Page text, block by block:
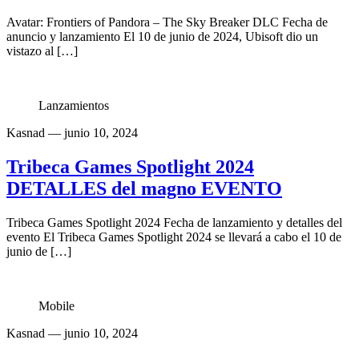
Avatar: Frontiers of Pandora – The Sky Breaker DLC Fecha de
anuncio y lanzamiento El 10 de junio de 2024, Ubisoft dio un
vistazo al […]
Lanzamientos
Kasnad — junio 10, 2024
Tribeca Games Spotlight 2024
DETALLES del magno EVENTO
Tribeca Games Spotlight 2024 Fecha de lanzamiento y detalles del
evento El Tribeca Games Spotlight 2024 se llevará a cabo el 10 de
junio de […]
Mobile
Kasnad — junio 10, 2024